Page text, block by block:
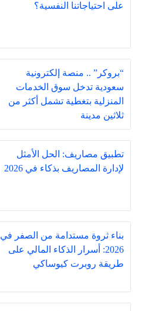
على احتياجاتنا النفسية؟
“بروكر” .. منصة إلكترونية
سعودية تدخل سوق الخدمات
المنزلية بتغطية تشمل أكثر من
ثلاثين مدينة
تطبيق مصاريف: الحل الأمثل
لإدارة المصاريف بذكاء في 2026
بناء ثروة مستدامة من الصفر في
2026: أسرار الذكاء المالي على
طريقة روبرت كيوساكي